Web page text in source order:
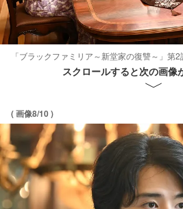
「ブラックファミリア～新堂家の復讐～」第
スクロールすると次の画像
( 画像8/10 )